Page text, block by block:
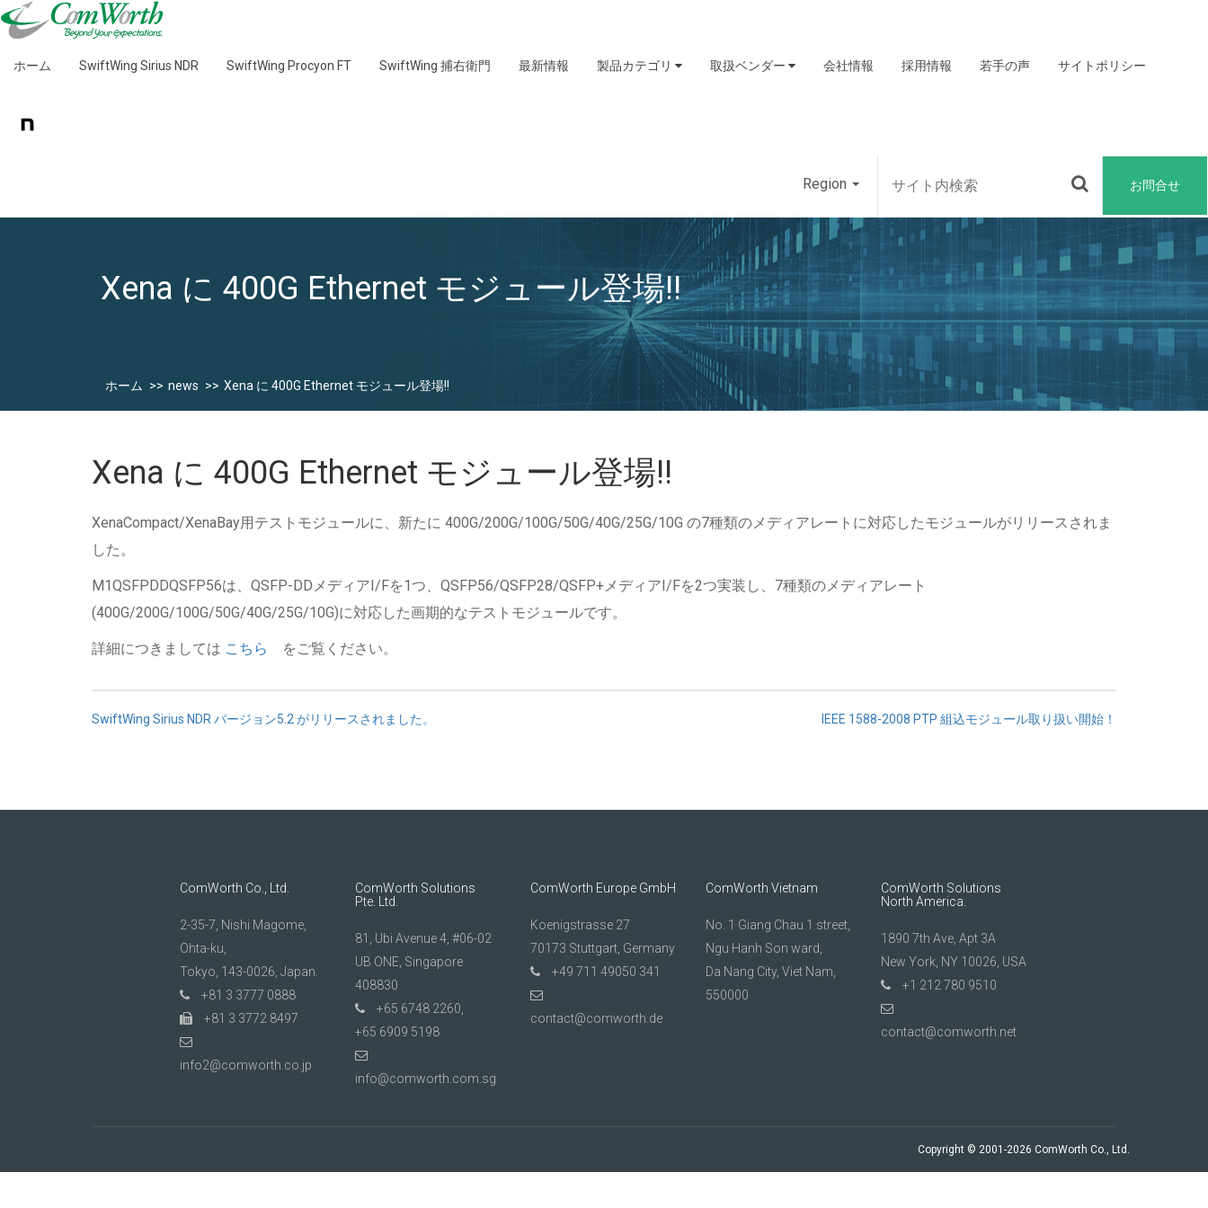
ホーム SwiftWing Sirius NDR SwiftWing Procyon FT SwiftWing 捕右衛門 最新情報 製品カテゴリ 取扱ベンダー 会社情報 採用情報 若手の声 サイトポリシー
Region お問合せ
Xena に 400G Ethernet モジュール登場!!
ホーム news Xena に 400G Ethernet モジュール登場!!
Xena に 400G Ethernet モジュール登場!!
XenaCompact/XenaBay用テストモジュールに、新たに 400G/200G/100G/50G/40G/25G/10G の7種類のメディアレートに対応したモジュールがリリースされま
した。
M1QSFPDDQSFP56は、QSFP-DDメディアI/Fを1つ、QSFP56/QSFP28/QSFP+メディアI/Fを2つ実装し、7種類のメディアレート
(400G/200G/100G/50G/40G/25G/10G)に対応した画期的なテストモジュールです。
詳細につきましては こちら をご覧ください。
投
ビ
SwiftWing Sirius NDR バージョン5.2 がリリースされました。 IEEE 1588-2008 PTP 組込モジュール取り扱い開始！
ComWorth Co., Ltd.
2-35-7, Nishi Magome,
Ohta-ku,
Tokyo, 143-0026, Japan.
+81 3 3777 0888
+81 3 3772 8497
info2@comworth.co.jp
ComWorth Solutions
Pte. Ltd.
81, Ubi Avenue 4, #06-02
UB ONE, Singapore
408830
+65 6748 2260,
+65 6909 5198
info@comworth.com.sg
ComWorth Europe GmbH
Koenigstrasse 27
70173 Stuttgart, Germany
+49 711 49050 341
contact@comworth.de
ComWorth Vietnam
No. 1 Giang Chau 1 street,
Ngu Hanh Son ward,
Da Nang City, Viet Nam,
550000
ComWorth Solutions
North America.
1890 7th Ave, Apt 3A
New York, NY 10026, USA
+1 212 780 9510
contact@comworth.net
Copyright © 2001-2026 ComWorth Co., Ltd.